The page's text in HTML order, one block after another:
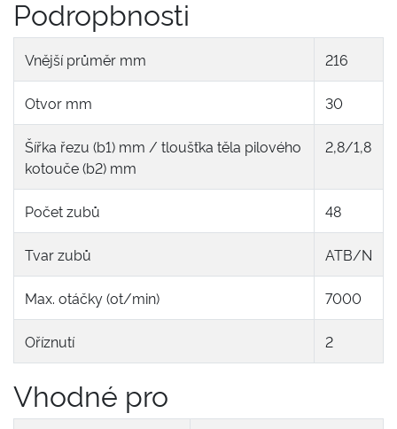
Podropbnosti
Vnější průměr mm 216
Otvor mm 30
Šířka řezu (b1) mm / tloušťka těla pilového
kotouče (b2) mm
2,8/1,8
Počet zubů 48
Tvar zubů ATB/N
Max. otáčky (ot/min) 7000
Oříznutí 2
Vhodné pro